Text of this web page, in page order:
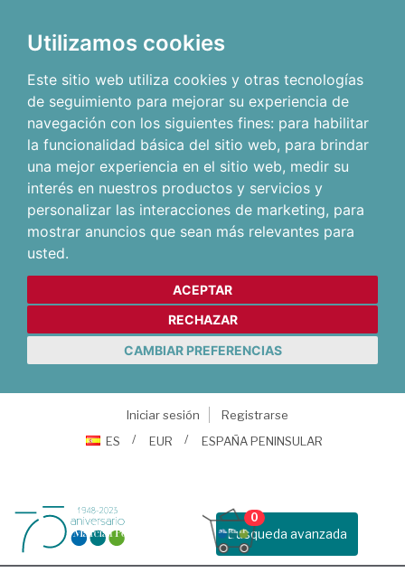
Utilizamos cookies
Este sitio web utiliza cookies y otras tecnologías
de seguimiento para mejorar su experiencia de
navegación con los siguientes fines: para habilitar
la funcionalidad básica del sitio web, para brindar
una mejor experiencia en el sitio web, medir su
interés en nuestros productos y servicios y
personalizar las interacciones de marketing, para
mostrar anuncios que sean más relevantes para
usted.
ACEPTAR
RECHAZAR
CAMBIAR PREFERENCIAS
Iniciar sesión
Registrarse
ES
EUR ESPAÑA PENINSULAR
Busqueda avanzada
0